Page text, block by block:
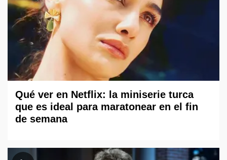
Qué ver en Netflix: la miniserie turca
que es ideal para maratonear en el fin
de semana